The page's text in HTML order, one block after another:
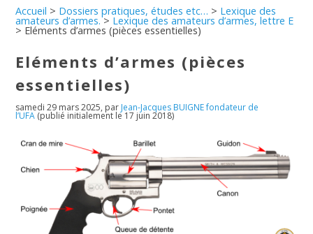
Accueil > Dossiers pratiques, études etc… > Lexique des
amateurs d’armes.> Lexique des amateurs d’armes, lettre E
> Eléments d’armes (pièces essentielles)
Eléments d’armes (pièces
essentielles)
samedi 29 mars 2025, par Jean-Jacques BUIGNE fondateur de
l’UFA (publié initialement le 17 juin 2018)